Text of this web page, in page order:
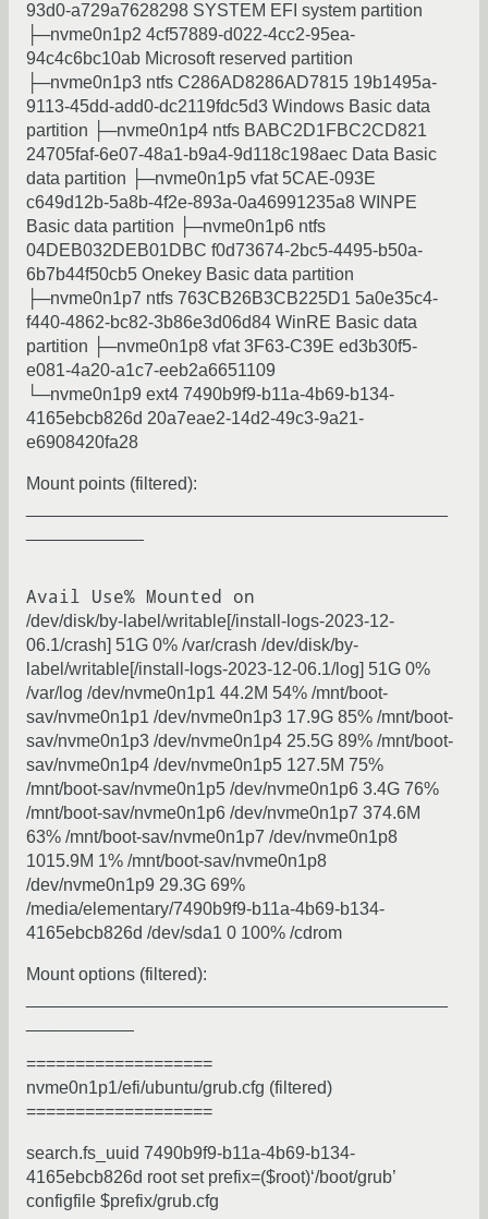
93d0-a729a7628298 SYSTEM EFI system partition
├─nvme0n1p2 4cf57889-d022-4cc2-95ea-
94c4c6bc10ab Microsoft reserved partition
├─nvme0n1p3 ntfs C286AD8286AD7815 19b1495a-
9113-45dd-add0-dc2119fdc5d3 Windows Basic data
partition ├─nvme0n1p4 ntfs BABC2D1FBC2CD821
24705faf-6e07-48a1-b9a4-9d118c198aec Data Basic
data partition ├─nvme0n1p5 vfat 5CAE-093E
c649d12b-5a8b-4f2e-893a-0a46991235a8 WINPE
Basic data partition ├─nvme0n1p6 ntfs
04DEB032DEB01DBC f0d73674-2bc5-4495-b50a-
6b7b44f50cb5 Onekey Basic data partition
├─nvme0n1p7 ntfs 763CB26B3CB225D1 5a0e35c4-
f440-4862-bc82-3b86e3d06d84 WinRE Basic data
partition ├─nvme0n1p8 vfat 3F63-C39E ed3b30f5-
e081-4a20-a1c7-eeb2a6651109
└─nvme0n1p9 ext4 7490b9f9-b11a-4b69-b134-
4165ebcb826d 20a7eae2-14d2-49c3-9a21-
e6908420fa28
Mount points (filtered):
/dev/disk/by-label/writable[/install-logs-2023-12-
06.1/crash] 51G 0% /var/crash /dev/disk/by-
label/writable[/install-logs-2023-12-06.1/log] 51G 0%
/var/log /dev/nvme0n1p1 44.2M 54% /mnt/boot-
sav/nvme0n1p1 /dev/nvme0n1p3 17.9G 85% /mnt/boot-
sav/nvme0n1p3 /dev/nvme0n1p4 25.5G 89% /mnt/boot-
sav/nvme0n1p4 /dev/nvme0n1p5 127.5M 75%
/mnt/boot-sav/nvme0n1p5 /dev/nvme0n1p6 3.4G 76%
/mnt/boot-sav/nvme0n1p6 /dev/nvme0n1p7 374.6M
63% /mnt/boot-sav/nvme0n1p7 /dev/nvme0n1p8
1015.9M 1% /mnt/boot-sav/nvme0n1p8
/dev/nvme0n1p9 29.3G 69%
/media/elementary/7490b9f9-b11a-4b69-b134-
4165ebcb826d /dev/sda1 0 100% /cdrom
Mount options (filtered):
===================
nvme0n1p1/efi/ubuntu/grub.cfg (filtered)
===================
search.fs_uuid 7490b9f9-b11a-4b69-b134-
4165ebcb826d root set prefix=($root)‘/boot/grub’
configfile $prefix/grub.cfg